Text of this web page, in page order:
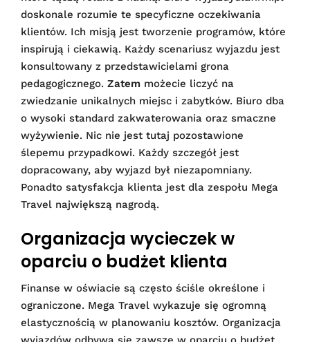
doskonale rozumie te specyficzne oczekiwania
klientów. Ich misją jest tworzenie programów, które
inspirują i ciekawią. Każdy scenariusz wyjazdu jest
konsultowany z przedstawicielami grona
pedagogicznego. Zatem możecie liczyć na
zwiedzanie unikalnych miejsc i zabytków. Biuro dba
o wysoki standard zakwaterowania oraz smaczne
wyżywienie. Nic nie jest tutaj pozostawione
ślepemu przypadkowi. Każdy szczegół jest
dopracowany, aby wyjazd był niezapomniany.
Ponadto satysfakcja klienta jest dla zespołu Mega
Travel największą nagrodą.
Organizacja wycieczek w
oparciu o budżet klienta
Finanse w oświacie są często ściśle określone i
ograniczone. Mega Travel wykazuje się ogromną
elastycznością w planowaniu kosztów. Organizacja